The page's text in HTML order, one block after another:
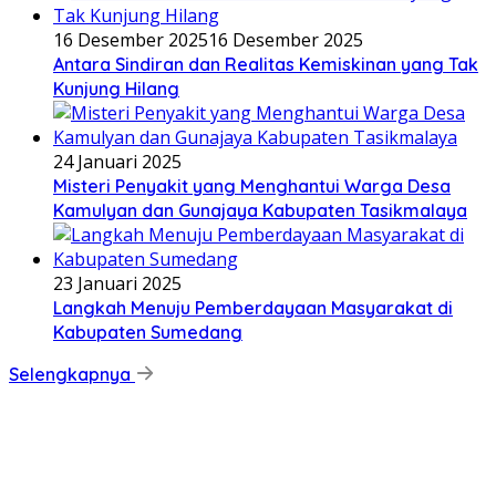
16 Desember 202516 Desember 2025
Antara Sindiran dan Realitas Kemiskinan yang Tak
Kunjung Hilang
24 Januari 2025
Misteri Penyakit yang Menghantui Warga Desa
Kamulyan dan Gunajaya Kabupaten Tasikmalaya
23 Januari 2025
Langkah Menuju Pemberdayaan Masyarakat di
Kabupaten Sumedang
Selengkapnya